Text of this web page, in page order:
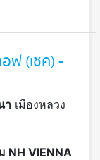
ฟ (เชค) -
า เมืองหลวง
NH VIENNA